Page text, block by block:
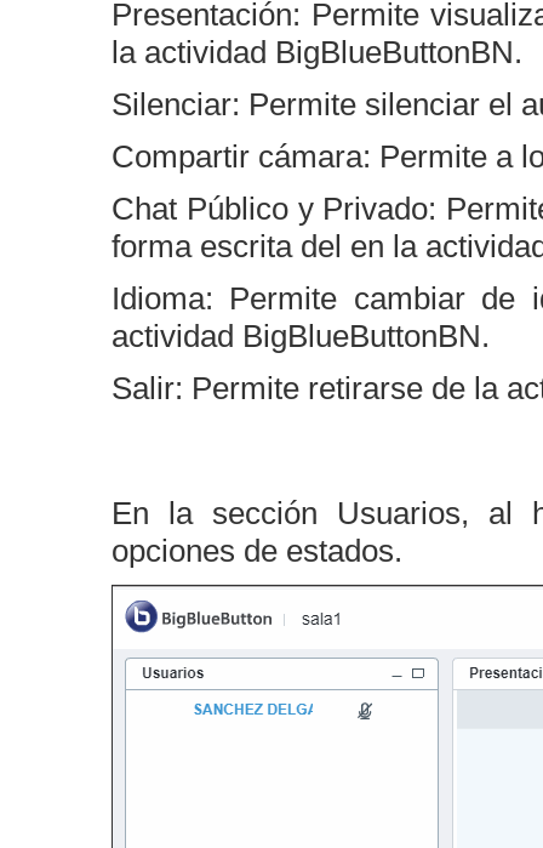
Presentación: Permite
la actividad BigBlueButtonBN.
Silenciar: Permite silenciar el
Compartir cámara: Permite a
Chat Público y Privado:
forma escrita del en la
Idioma: Permite cambiar
actividad BigBlueButtonBN.
Salir: Permite retirarse de la
En la sección Usuarios,
opciones de estados.